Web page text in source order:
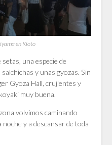
en Kioto
una especie de
y unas gyozas. Sin
Gyoza Hall, crujientes y
muy buena.
volvimos caminando
y a descansar de toda